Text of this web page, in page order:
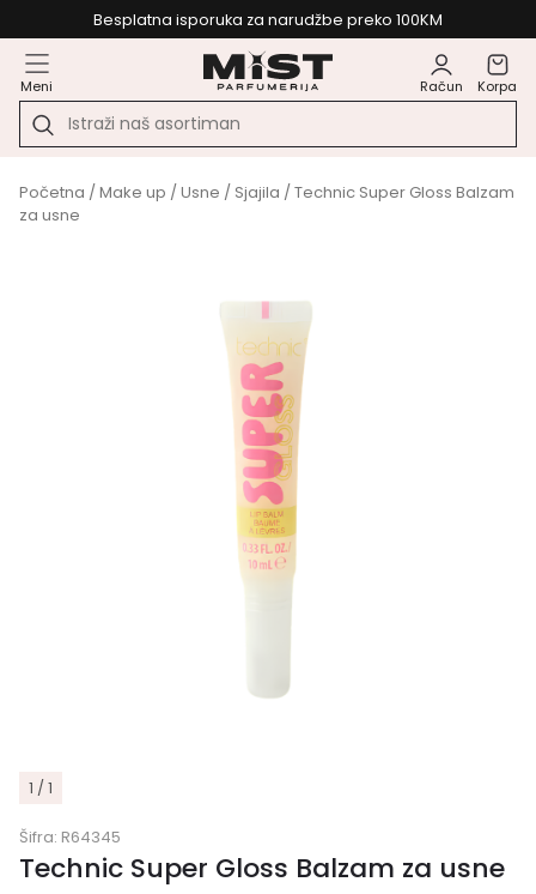
Besplatna isporuka za narudžbe preko 100KM
Meni Račun Korpa
Početna /Make up /Usne / Sjajila / Technic Super Gloss Balzam
za usne
1 / 1
Šifra: R64345
Technic Super Gloss Balzam za usne